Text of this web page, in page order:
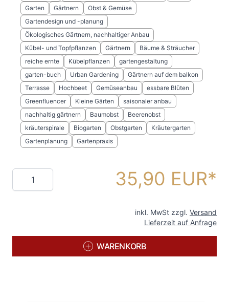
Garten Gärtnern
Obst & Gemüse
Gartendesign und -planung
Ökologisches Gärtnern, nachhaltiger Anbau
Kübel- und Topfpflanzen
Gärtnern
Bäume & Sträucher
reiche ernte
Kübelpflanzen
gartengestaltung
garten-buch
Urban Gardening
Gärtnern auf dem balkon
Terrasse
Hochbeet Gemüseanbau
essbare Blüten
Greenfluencer
Kleine Gärten
saisonaler anbau
nachhaltig gärtnern
Baumobst
Beerenobst
kräuterspirale
Biogarten Obstgarten
Kräutergarten
Gartenplanung
Gartenpraxis
Menge 35,90 EUR
inkl. MwSt zzgl. Versand
Lieferzeit auf Anfrage
WARENKORB